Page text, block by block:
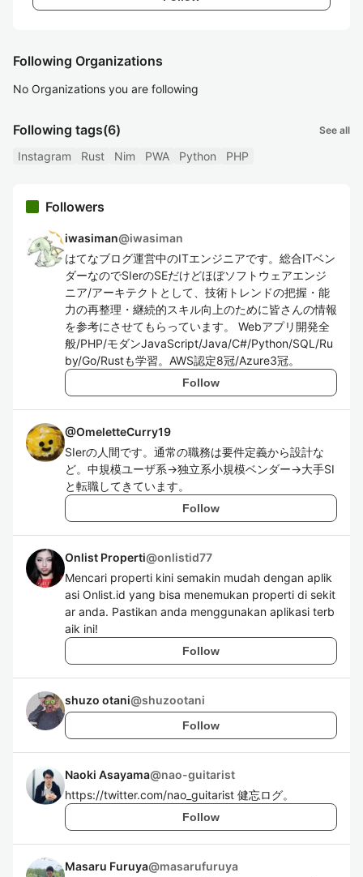
Following Organizations
No Organizations you are following
Following tags(6) See all
Instagram Rust Nim PWA Python PHP
Followers
iwasiman@iwasiman
はてなブログ運営中のITエンジニアです。総合ITベン
ダーなのでSIerのSEだけどほぼソフトウェアエンジ
ニア/アーキテクトとして、技術トレンドの把握・能
力の再整理・継続的スキル向上のために皆さんの情報
を参考にさせてもらっています。 Webアプリ開発全
般/PHP/モダンJavaScript/Java/C#/Python/SQL/Ru
by/Go/Rustも学習。AWS認定8冠/Azure3冠。
Follow
@OmeletteCurry19
SIerの人間です。通常の職務は要件定義から設計な
ど。中規模ユーザ系→独立系小規模ベンダー→大手SI
と転職してきています。
Follow
Onlist Properti@onlistid77
Mencari properti kini semakin mudah dengan aplik
asi Onlist.id yang bisa menemukan properti di sekit
ar anda. Pastikan anda menggunakan aplikasi terb
aik ini!
Follow
shuzo otani@shuzootani
Follow
Naoki Asayama@nao-guitarist
https://twitter.com/nao_guitarist 健忘ログ。
Follow
Masaru Furuya@masarufuruya